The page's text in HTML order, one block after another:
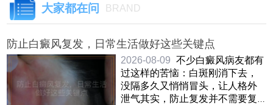
大家都在问 BRAND
防止白癜风复发，日常生活做好这些关键点
2026-08-09 不少白癜风病友都有
过这样的苦恼：白斑刚消下去，
没隔多久又悄悄冒头，让人格外
泄气其实，防止复发并不需要复